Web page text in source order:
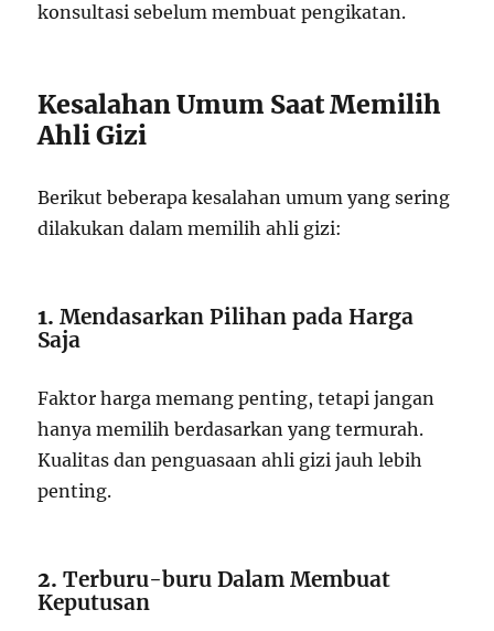
konsultasi sebelum membuat pengikatan.
Kesalahan Umum Saat Memilih
Ahli Gizi
Berikut beberapa kesalahan umum yang sering
dilakukan dalam memilih ahli gizi:
1.Mendasarkan Pilihan pada Harga
Saja
Faktor harga memang penting, tetapi jangan
hanya memilih berdasarkan yang termurah.
Kualitas dan penguasaan ahli gizi jauh lebih
penting.
2.Terburu-buru Dalam Membuat
Keputusan